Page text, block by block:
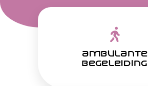
ambulante
begeleiding